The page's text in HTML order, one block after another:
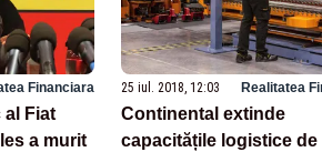
Financiara
al Fiat
a murit
25 iul. 2018, 12:03 Realitatea
Continental extinde
capacitățile logistice de